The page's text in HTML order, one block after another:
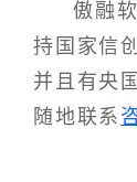
傲融
持国家信
并且有央
随地联系